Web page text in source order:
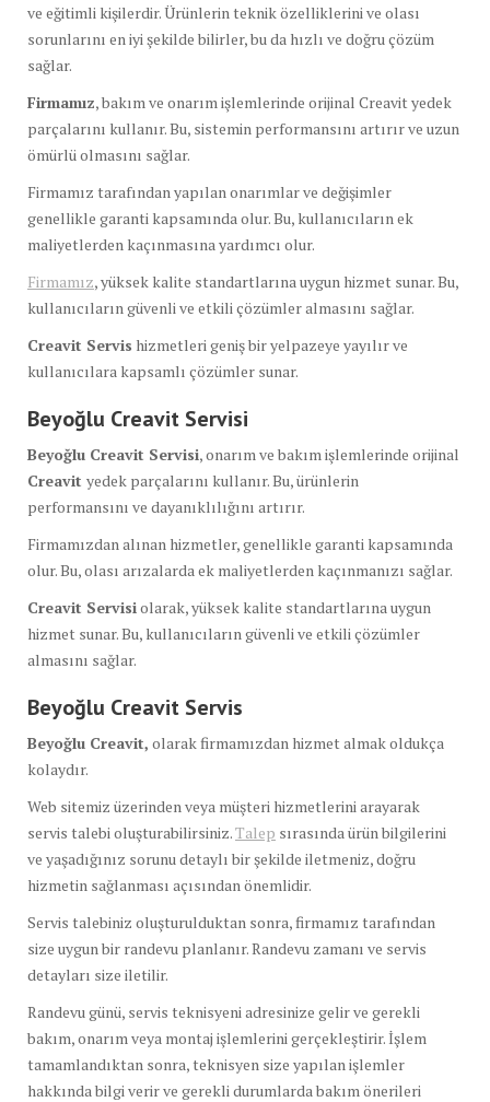
ve eğitimli kişilerdir. Ürünlerin teknik özelliklerini ve olası
sorunlarını en iyi şekilde bilirler, bu da hızlı ve doğru çözüm
sağlar.
Firmamız, bakım ve onarım işlemlerinde orijinal Creavit yedek
parçalarını kullanır. Bu, sistemin performansını artırır ve uzun
ömürlü olmasını sağlar.
Firmamız tarafından yapılan onarımlar ve değişimler
genellikle garanti kapsamında olur. Bu, kullanıcıların ek
maliyetlerden kaçınmasına yardımcı olur.
Firmamız, yüksek kalite standartlarına uygun hizmet sunar. Bu,
kullanıcıların güvenli ve etkili çözümler almasını sağlar.
Creavit Servis hizmetleri geniş bir yelpazeye yayılır ve
kullanıcılara kapsamlı çözümler sunar.
Beyoğlu Creavit Servisi
Beyoğlu Creavit Servisi, onarım ve bakım işlemlerinde orijinal
Creavit yedek parçalarını kullanır. Bu, ürünlerin
performansını ve dayanıklılığını artırır.
Firmamızdan alınan hizmetler, genellikle garanti kapsamında
olur. Bu, olası arızalarda ek maliyetlerden kaçınmanızı sağlar.
Creavit Servisiolarak, yüksek kalite standartlarına uygun
hizmet sunar. Bu, kullanıcıların güvenli ve etkili çözümler
almasını sağlar.
Beyoğlu Creavit Servis
Beyoğlu Creavit, olarak firmamızdan hizmet almak oldukça
kolaydır.
Web sitemiz üzerinden veya müşteri hizmetlerini arayarak
servis talebi oluşturabilirsiniz.Talep sırasında ürün bilgilerini
ve yaşadığınız sorunu detaylı bir şekilde iletmeniz, doğru
hizmetin sağlanması açısından önemlidir.
Servis talebiniz oluşturulduktan sonra, firmamız tarafından
size uygun bir randevu planlanır. Randevu zamanı ve servis
detayları size iletilir.
Randevu günü, servis teknisyeni adresinize gelir ve gerekli
bakım, onarım veya montaj işlemlerini gerçekleştirir. İşlem
tamamlandıktan sonra, teknisyen size yapılan işlemler
hakkında bilgi verir ve gerekli durumlarda bakım önerileri